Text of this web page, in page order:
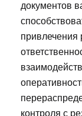
документов
привлечения
контроля с